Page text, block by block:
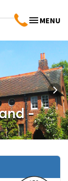
MENU
-